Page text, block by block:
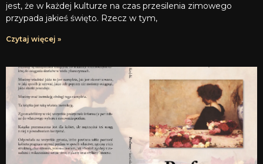
jest, że w każdej kulturze na czas przesilenia zimowego
przypada jakieś święto. Rzecz w tym,
Czytaj więcej »